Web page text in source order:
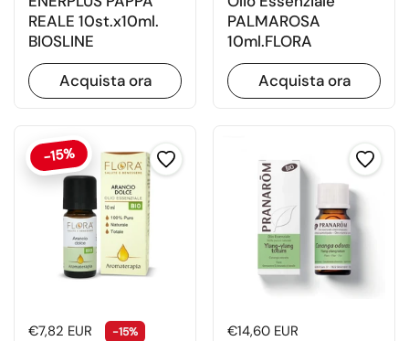
REALE 10st.x10ml.
BIOSLINE
Acquista ora
PALMAROSA
10ml.FLORA
Acquista ora
-15%
Prezzo di listino
€7,82 EUR -15%
Prezzo di venditaPrezzo di listino
€14,60 EUR